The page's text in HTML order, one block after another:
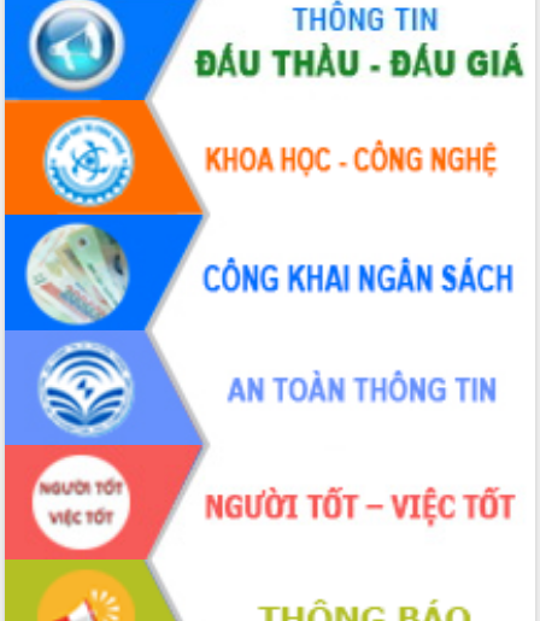
Hội nghị triển khai kết nối mạng
truyền số liệu chuyên dùng phục vụ cơ
quan Đảng, Nhà nước
Lễ phát động chuỗi hoạt động chung
tay làm sạch môi trường
Xã Ea Kar bước chuyển mình trong
công tác cải cách hành chính mô hình
mới
UBND tỉnh họp báo định kỳ tháng 4
năm 2026
Hội thảo khoa học “Giải pháp thúc đẩy
phát triển nền kinh tế xanh tại tỉnh
Đắk Lắk”
Tăng cường giám sát, đôn đốc thực
hiện nhiệm vụ quản lý tài sản công
hàng tuần
Tháo gỡ những vướng mắc, đẩy mạnh
công tác cải cách thủ tục hành chính
tại Trung tâm Phục vụ hành chính
công tỉnh
Đắk Lắk: Tôn vinh 46 giải pháp tại Hội
thi Sáng tạo Kỹ thuật 2024 - 2025
Đắk Lắk rà soát, điều chỉnh Đề án 190